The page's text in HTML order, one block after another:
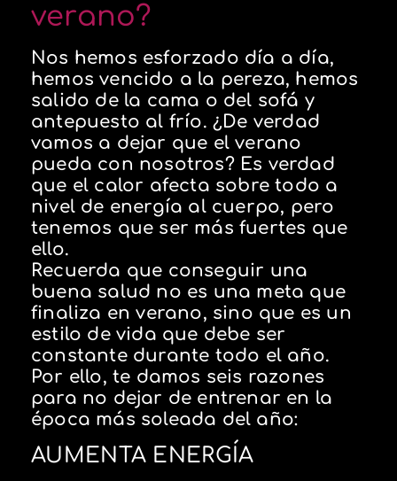
verano?
Nos hemos esforzado día a día,
hemos vencido a la pereza, hemos
salido de la cama o del sofá y
antepuesto al frío. ¿De verdad
vamos a dejar que el verano
pueda con nosotros? Es verdad
que el calor afecta sobre todo a
nivel de energía al cuerpo, pero
tenemos que ser más fuertes que
ello.
Recuerda que conseguir una
buena salud no es una meta que
finaliza en verano, sino que es un
estilo de vida que debe ser
constante durante todo el año.
Por ello, te damos seis razones
para no dejar de entrenar en la
época más soleada del año:
AUMENTA ENERGÍA